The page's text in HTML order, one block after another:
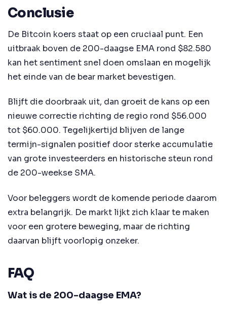
Conclusie
De Bitcoin koers staat op een cruciaal punt. Een
uitbraak boven de 200-daagse EMA rond $82.580
kan het sentiment snel doen omslaan en mogelijk
het einde van de bear market bevestigen.
Blijft die doorbraak uit, dan groeit de kans op een
nieuwe correctie richting de regio rond $56.000
tot $60.000. Tegelijkertijd blijven de lange
termijn-signalen positief door sterke accumulatie
van grote investeerders en historische steun rond
de 200-weekse SMA.
Voor beleggers wordt de komende periode daarom
extra belangrijk. De markt lijkt zich klaar te maken
voor een grotere beweging, maar de richting
daarvan blijft voorlopig onzeker.
FAQ
Wat is de 200-daagse EMA?